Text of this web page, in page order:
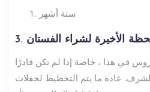
ستة أشهر
الأخيرة لشراء الفستان
في هذا ، خاصة إذا لم تكن قادرًا
عادة ما يتم التخطيط لحفلات